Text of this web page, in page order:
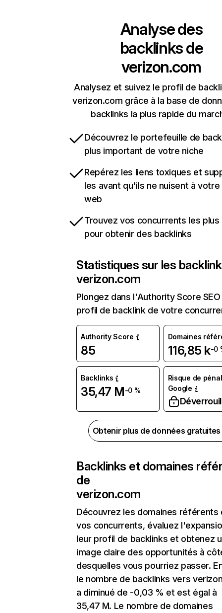
Analyse des
backlinks de
verizon.com
Analysez et suivez le profil de
verizon.com grâce à la base de
backlinks la plus rapide du
Découvrez le portefeuille de
plus important de votre niche
Repérez les liens toxiques et
les avant qu'ils ne nuisent à
web
Trouvez vos concurrents les
pour obtenir des backlinks
Statistiques sur les
verizon.com
Plongez dans l'Authority Score
profil de backlink de votre
Authority Score
85
Domaines
116,85 k-0
Backlinks
35,47 M-0 %
Risque de
Google
Obtenir plus de données
Backlinks et domaines
de
verizon.com
Découvrez les domaines référents
vos concurrents, évaluez
leur profil de backlinks et obtenez
image claire des opportunités à
desquelles vous pourriez passer.
le nombre de backlinks vers
a diminué de -0,03 % et est égal à
35,47 M. Le nombre de domaines